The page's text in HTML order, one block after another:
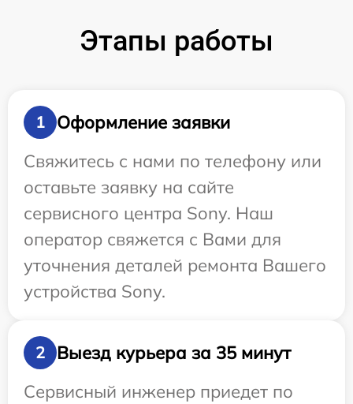
Этапы работы
1
Оформление заявки
Свяжитесь с нами по телефону или
оставьте заявку на сайте
сервисного центра Sony. Наш
оператор свяжется с Вами для
уточнения деталей ремонта Вашего
устройства Sony.
2
Выезд курьера за 35 минут
Сервисный инженер приедет по